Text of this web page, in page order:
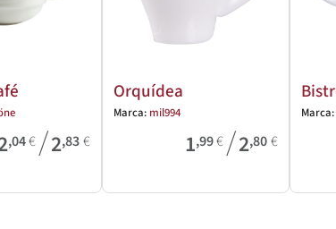
,04€/2,83€
Orquídea
Marca: mil994
1,99€/2,80€
Marca: